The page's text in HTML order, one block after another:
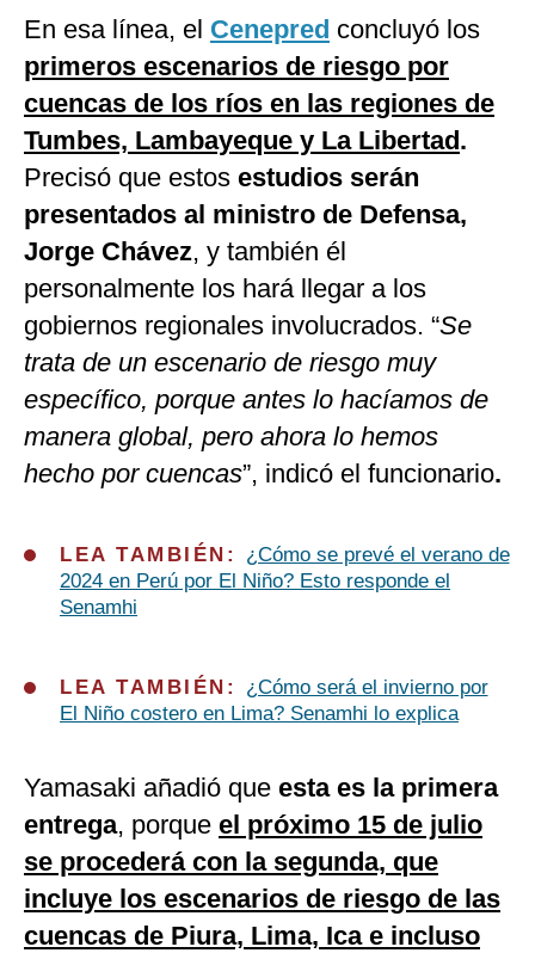
En esa línea, el Cenepred concluyó los
primeros escenarios de riesgo por
cuencas de los ríos en las regiones de
Tumbes, Lambayeque y La Libertad.
Precisó que estos estudios serán
presentados al ministro de Defensa,
Jorge Chávez, y también él
personalmente los hará llegar a los
gobiernos regionales involucrados. “Se
trata de un escenario de riesgo muy
específico, porque antes lo hacíamos de
manera global, pero ahora lo hemos
hecho por cuencas”, indicó el funcionario.
LEA TAMBIÉN: ¿Cómo se prevé el verano de
2024 en Perú por El Niño? Esto responde el
Senamhi
LEA TAMBIÉN: ¿Cómo será el invierno por
El Niño costero en Lima? Senamhi lo explica
Yamasaki añadió que esta es la primera
entrega, porque el próximo 15 de julio
se procederá con la segunda, que
incluye los escenarios de riesgo de las
cuencas de Piura, Lima, Ica e incluso